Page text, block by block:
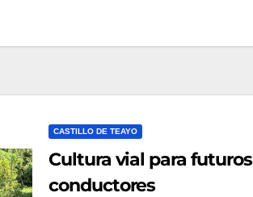
CASTILLO DE TEAYO
Cultura vial para futuros
conductores